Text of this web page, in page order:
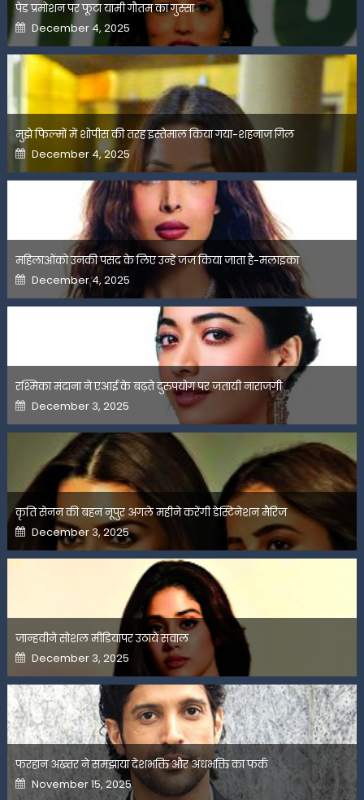
पेड प्रमोशन पर फूटा यामी गौतम का गुस्सा
Posted
on
December 4, 2025
मुझे फिल्मों में शोपीस की तरह इस्तेमाल किया गया-शहनाज गिल
Posted
on
December 4, 2025
महिलाओंको उनकी पसंद के लिए उन्हें जज किया जाता है-मलाइका
Posted
on
December 4, 2025
रश्मिका मंदाना ने एआई के बढ़ते दुरुपयोग पर जतायी नाराजगी
Posted
on
December 3, 2025
कृति सेनन की बहन नूपुर अगले महीने करेंगी डेस्टिनेशन मैरिज
Posted
on
December 3, 2025
जान्हवीने सोशल मीडियापर उठाये सवाल
Posted
on
December 3, 2025
फरहान अख्तर ने समझाया देशभक्ति और अंधभक्ति का फर्क
Posted
on
November 15, 2025